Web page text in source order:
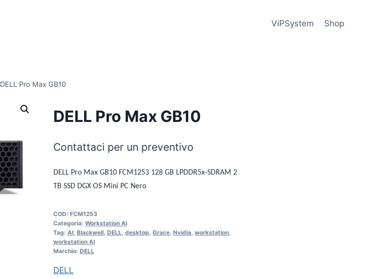
ViPSystem Shop
DELL Pro Max GB10
DELL Pro Max GB10
Contattaci per un preventivo
DELL Pro Max GB10 FCM1253 128 GB LPDDR5x-SDRAM 2
TB SSD DGX OS Mini PC Nero
COD: FCM1253
Categoria: Workstation AI
Tag: AI, Blackwell, DELL, desktop, Grace, Nvidia, workstation,
workstation AI
Marchio: DELL
DELL